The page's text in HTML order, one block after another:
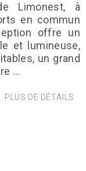
Limonest, à
en commun
offre un
et lumineuse,
un grand
...
PLUS DE DÉTAILS